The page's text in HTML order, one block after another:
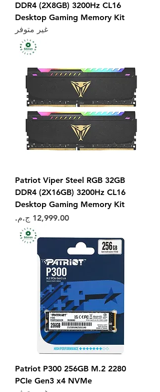
DDR4 (2X8GB) 3200Hz CL16
Desktop Gaming Memory Kit
غير متوفر
Patriot Viper Steel RGB 32GB
DDR4 (2X16GB) 3200Hz CL16
Desktop Gaming Memory Kit
السعر
Patriot P300 256GB M.2 2280
PCIe Gen3 x4 NVMe